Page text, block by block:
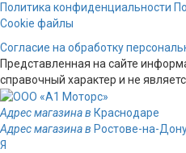
Политика конфиденциальности
Cookie файлы
Согласие на обработку
Представленная на сайте
справочный характер и не
Адрес магазина в Краснодаре
Адрес магазина в Ростове-на-
Я